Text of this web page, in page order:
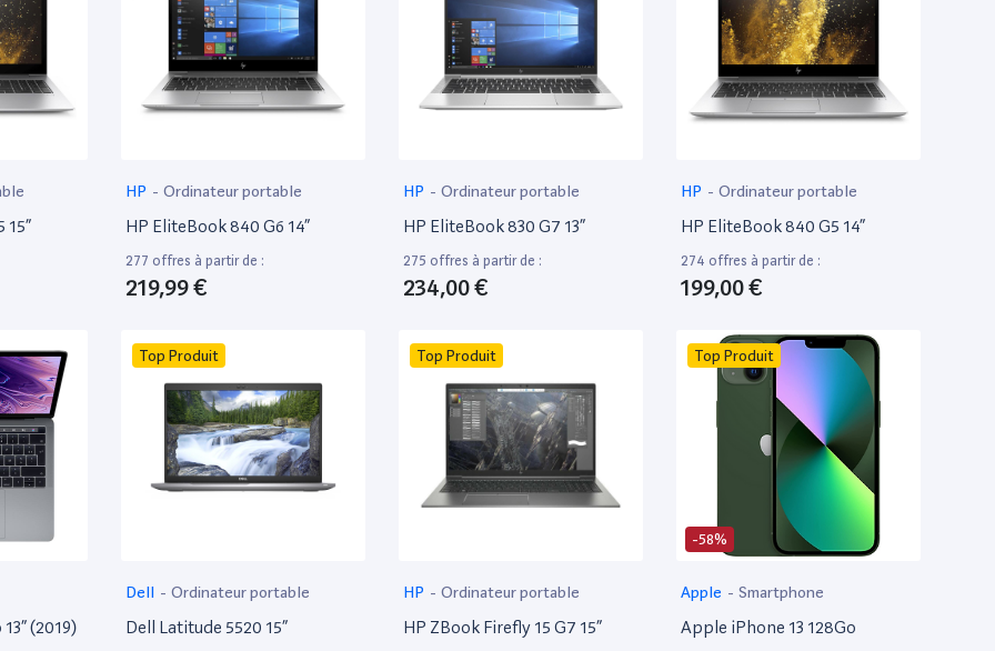
15”
HP - Ordinateur portable
HP EliteBook 840 G6 14”
277 offres à partir de :
219,99 €
HP - Ordinateur portable
HP EliteBook 830 G7 13”
275 offres à partir de :
234,00 €
HP - Ordinateur portable
HP EliteBook 840 G5 14”
274 offres à partir de :
199,00 €
(2019)
Top Produit
Dell - Ordinateur portable
Dell Latitude 5520 15”
Top Produit
HP - Ordinateur portable
HP ZBook Firefly 15 G7 15”
-58%
Top Produit
Apple - Smartphone
Apple iPhone 13 128Go